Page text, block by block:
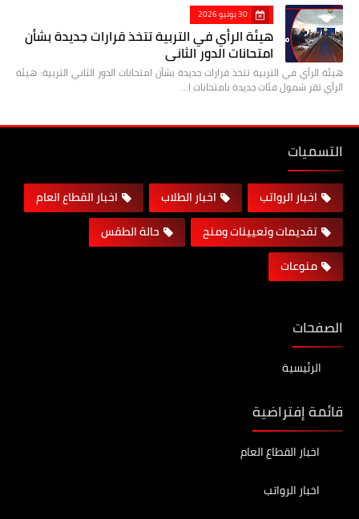
30 يونيو 2026
هيئة الرأي في التربية تتخذ قرارات جديدة بشأن
امتحانات الدور الثاني
هيئة الرأي في التربية تتخذ قرارات جديدة بشأن امتحانات الدور الثاني التربية: هيئة
الرأي تقر شمول فئات جديدة بامتحانات ا…
التسميات
اخبار الرواتب اخبار الطلاب
اخبار القطاع العام
تقديمات وتعيينات ومنح
حالة الطقس
منوعات
الصفحات
الرئيسية
قائمة إفتراضية
اخبار القطاع العام
اخبار الرواتب